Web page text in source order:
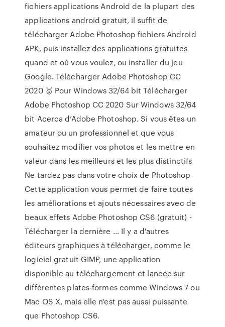
fichiers applications Android de la plupart des
applications android gratuit, il suffit de
télécharger Adobe Photoshop fichiers Android
APK, puis installez des applications gratuites
quand et où vous voulez, ou installer du jeu
Google. Télécharger Adobe Photoshop CC
2020 🥇 Pour Windows 32/64 bit Télécharger
Adobe Photoshop CC 2020 Sur Windows 32/64
bit Acerca d’Adobe Photoshop. Si vous êtes un
amateur ou un professionnel et que vous
souhaitez modifier vos photos et les mettre en
valeur dans les meilleurs et les plus distinctifs
Ne tardez pas dans votre choix de Photoshop
Cette application vous permet de faire toutes
les améliorations et ajouts nécessaires avec de
beaux effets Adobe Photoshop CS6 (gratuit) -
Télécharger la dernière ... Il y a d'autres
éditeurs graphiques à télécharger, comme le
logiciel gratuit GIMP, une application
disponible au téléchargement et lancée sur
différentes plates-formes comme Windows 7 ou
Mac OS X, mais elle n'est pas aussi puissante
que Photoshop CS6.